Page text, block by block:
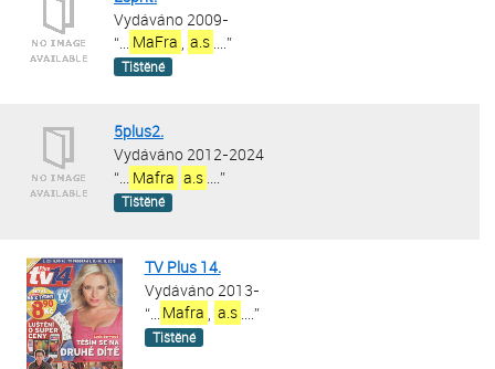
Vydáváno 2009-
“
MaFra a.s ....”
Tištěné
5plus2.
Vydáváno 2012-2024
“... Mafra a.s ....”
Tištěné
TV Plus 14.
Vydáváno 2013-
“... Mafra a.s ”
Tištěné